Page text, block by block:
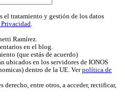
el tratamiento y gestión de los datos
.
Ramírez.
en el blog.
(que estás de acuerdo)
ubicados en los servidores de IONOS
dentro de la UE. Verpolítica de
entre otros, a acceder, rectificar,